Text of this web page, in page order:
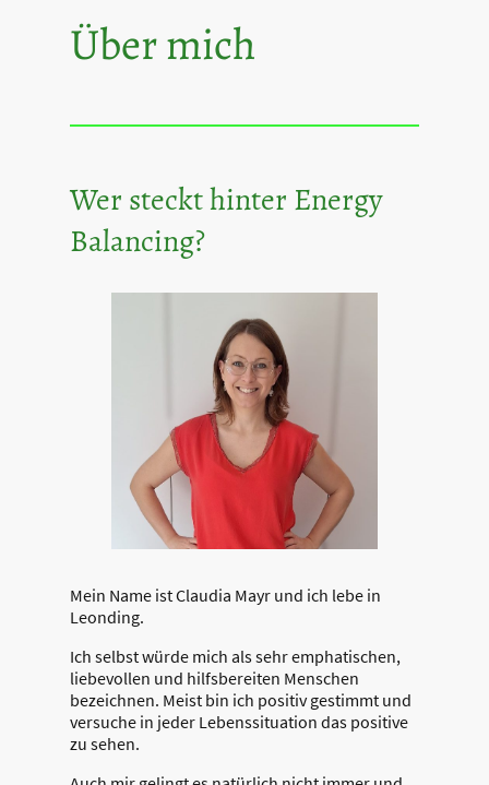
Über mich
Wer steckt hinter Energy
Balancing?
Mein Name ist Claudia Mayr und ich lebe in
Leonding.
Ich selbst würde mich als sehr emphatischen,
liebevollen und hilfsbereiten Menschen
bezeichnen. Meist bin ich positiv gestimmt und
versuche in jeder Lebenssituation das positive
zu sehen.